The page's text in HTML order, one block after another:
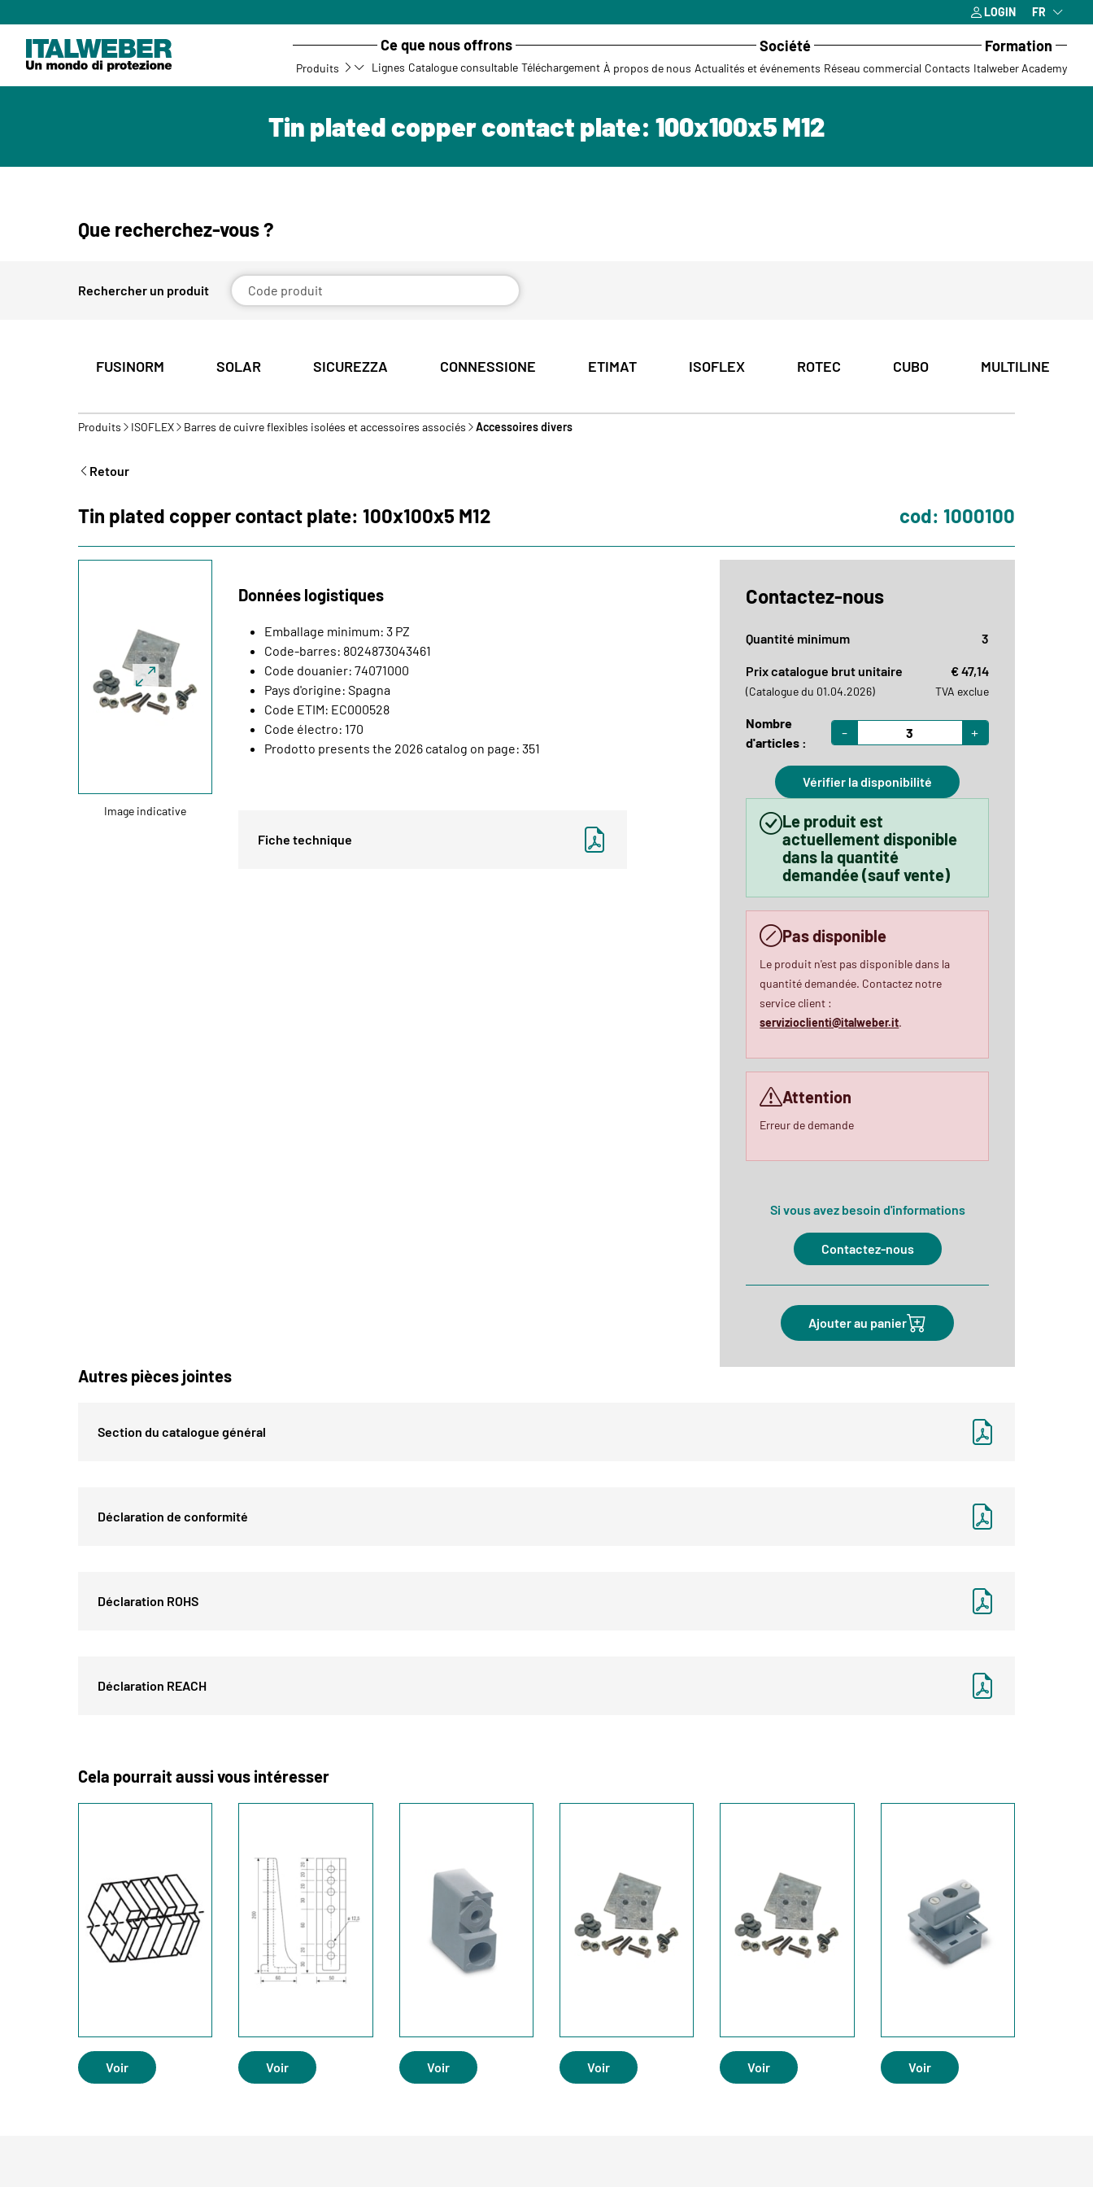
LOGIN FR
Ce que nous offrons
Produits Lignes Catalogue consultable Téléchargement
Société
À propos de nous Actualités et événements Réseau commercial Contacts
Formation
Italweber Academy
Tin plated copper contact plate: 100x100x5 M12
Que recherchez-vous ?
Rechercher un produit
FUSINORM SOLAR SICUREZZA CONNESSIONE ETIMAT ISOFLEX ROTEC CUBO MULTILINE
Produits ISOFLEX Barres de cuivre flexibles isolées et accessoires associés Accessoires divers
Retour
Tin plated copper contact plate: 100x100x5 M12 cod: 1000100
Image indicative
Données logistiques
Emballage minimum: 3 PZ
Code-barres: 8024873043461
Code douanier: 74071000
Pays d'origine: Spagna
Code ETIM: EC000528
Code électro: 170
Prodotto presents the 2026 catalog on page: 351
Fiche technique
Contactez-nous
Quantité minimum 3
Prix catalogue brut unitaire
(Catalogue du 01.04.2026)
€ 47,14
TVA exclue
Nombre
d'articles :
- +
Vérifier la disponibilité
Le produit est
actuellement disponible
dans la quantité
demandée (sauf vente)
Pas disponible
Le produit n'est pas disponible dans la
quantité demandée. Contactez notre
service client :
servizioclienti@italweber.it.
Attention
Erreur de demande
Si vous avez besoin d'informations
Contactez-nous
Ajouter au panier
Autres pièces jointes
Section du catalogue général
Déclaration de conformité
Déclaration ROHS
Déclaration REACH
Cela pourrait aussi vous intéresser
Voir Voir Voir Voir Voir Voir